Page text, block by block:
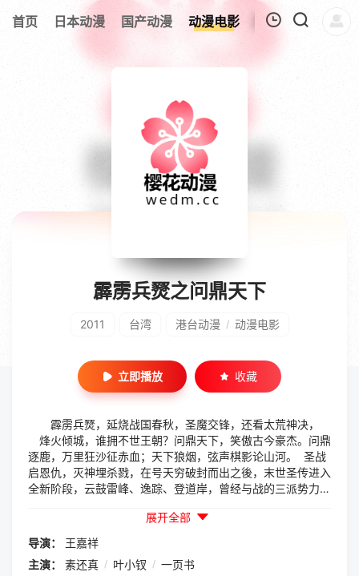
首页 日本动漫 国产动漫 动漫电影 欧美动漫 追剧
暂无观看影片的记录
霹雳兵燹之问鼎天下
2011 台湾 港台动漫 / 动漫电影
立即播放 收藏
霹雳兵燹，延烧战国春秋，圣魔交锋，还看太荒神决，
烽火倾城，谁拥不世王朝？问鼎天下，笑傲古今豪杰。问鼎
逐鹿，万里狂沙征赤血；天下狼烟，弦声棋影论山河。 圣战
启恩仇，灭神埋杀戮，在号天穷破封而出之後，末世圣传进入
全新阶段，云鼓雷峰、逸踪、登道岸，曾经与战的三派势力，
愆，任云踪与净无幻的错身机缘，鬼觉神知的真实身分，恩怨
情仇错综复杂，刻划出依附在圣魔争斗下的人性纠葛。 众
相凡窟一行，在冥冥赌注之下，一页书顺利通过考验，进入至
高圣地天佛原乡；为启叶小钗生机，素还真拨动希音琴，却为
展开全部
导演：
王嘉祥
主演：
素还真 / 叶小钗 / 一页书